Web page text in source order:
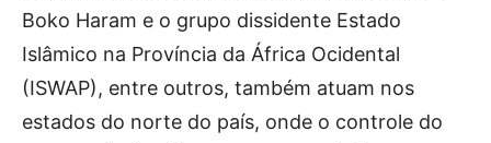
Boko Haram e o grupo dissidente Estado
Islâmico na Província da África Ocidental
(ISWAP), entre outros, também atuam nos
estados do norte do país, onde o controle do